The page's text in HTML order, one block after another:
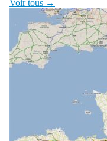
Voir tous →